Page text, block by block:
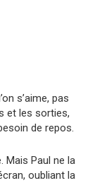
s’aime, pas
et les sorties,
de repos.
Mais Paul ne la
oubliant la